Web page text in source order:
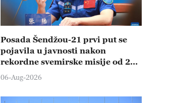
Posada Šendžou-21 prvi put se
pojavila u javnosti nakon
rekordne svemirske misije od 210
dana
06-Aug-2026